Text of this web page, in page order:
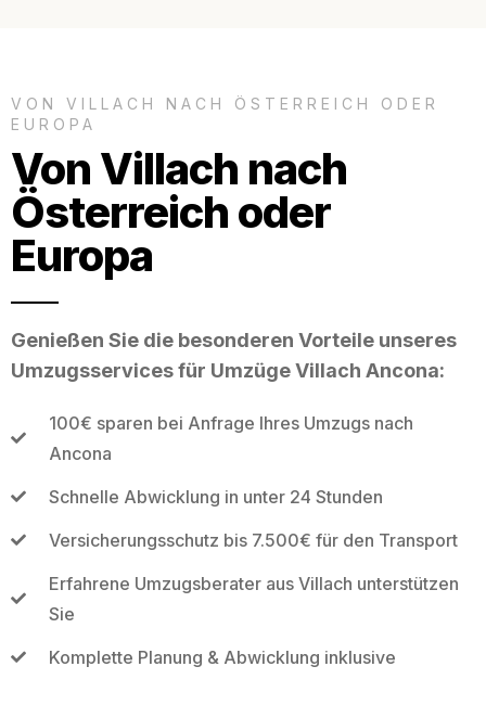
VON VILLACH NACH ÖSTERREICH ODER
EUROPA
Von Villach nach
Österreich oder
Europa
Genießen Sie die besonderen Vorteile unseres
Umzugsservices für Umzüge Villach Ancona:
100€ sparen bei Anfrage Ihres Umzugs nach
Ancona
Schnelle Abwicklung in unter 24 Stunden
Versicherungsschutz bis 7.500€ für den Transport
Erfahrene Umzugsberater aus Villach unterstützen
Sie
Komplette Planung & Abwicklung inklusive